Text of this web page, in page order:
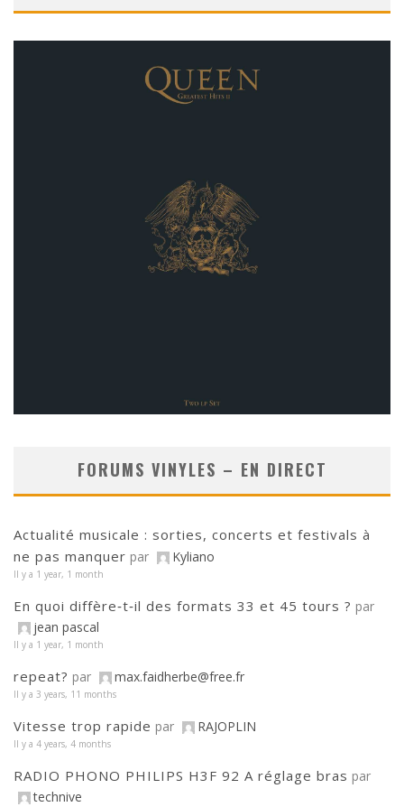
FORUMS VINYLES – EN DIRECT
Actualité musicale : sorties, concerts et festivals à
ne pas manquer par Kyliano
Il y a 1 year, 1 month
En quoi diffère‑t‑il des formats 33 et 45 tours ? par
jean pascal
Il y a 1 year, 1 month
repeat? par max.faidherbe@free.fr
Il y a 3 years, 11 months
Vitesse trop rapide par RAJOPLIN
Il y a 4 years, 4 months
RADIO PHONO PHILIPS H3F 92 A réglage bras par
technive